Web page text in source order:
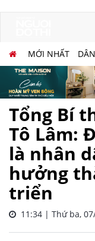
MỚI NHẤT
Tổng Bí
Tô Lâm:
là nhân
hưởng
triển
11:34 | Thứ ba,